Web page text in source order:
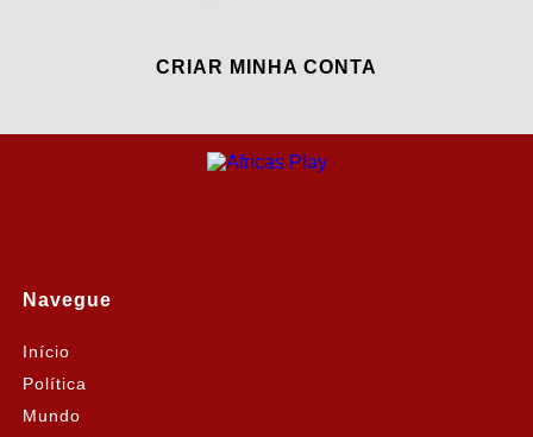
CRIAR MINHA CONTA
Navegue
Início
Política
Mundo